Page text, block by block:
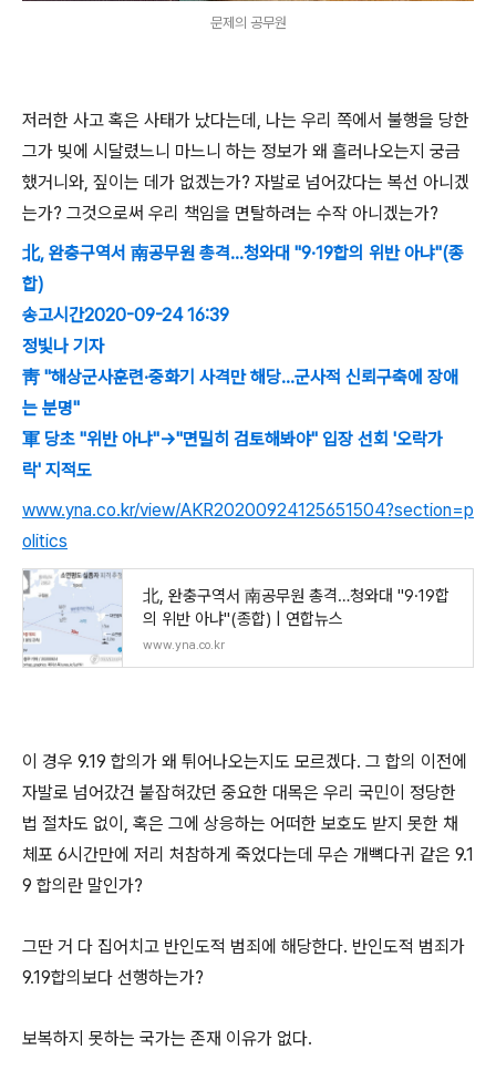
문제의 공무원
저러한 사고 혹은 사태가 났다는데, 나는 우리 쪽에서 불행을 당한
그가 빚에 시달렸느니 마느니 하는 정보가 왜 흘러나오는지 궁금
했거니와, 짚이는 데가 없겠는가? 자발로 넘어갔다는 복선 아니겠
는가? 그것으로써 우리 책임을 면탈하려는 수작 아니겠는가?
北, 완충구역서 南공무원 총격…청와대 "9·19합의 위반 아냐"(종
합)
송고시간2020-09-24 16:39
정빛나 기자
靑 "해상군사훈련·중화기 사격만 해당…군사적 신뢰구축에 장애
는 분명"
軍 당초 "위반 아냐"→"면밀히 검토해봐야" 입장 선회 '오락가
락' 지적도
www.yna.co.kr/view/AKR20200924125651504?section=p
olitics
北, 완충구역서 南공무원 총격…청와대 "9·19합
의 위반 아냐"(종합) | 연합뉴스
www.yna.co.kr
이 경우 9.19 합의가 왜 튀어나오는지도 모르겠다. 그 합의 이전에
자발로 넘어갔건 붙잡혀갔던 중요한 대목은 우리 국민이 정당한
법 절차도 없이, 혹은 그에 상응하는 어떠한 보호도 받지 못한 채
체포 6시간만에 저리 처참하게 죽었다는데 무슨 개뼉다귀 같은 9.1
9 합의란 말인가?
그딴 거 다 집어치고 반인도적 범죄에 해당한다. 반인도적 범죄가
9.19합의보다 선행하는가?
보복하지 못하는 국가는 존재 이유가 없다.